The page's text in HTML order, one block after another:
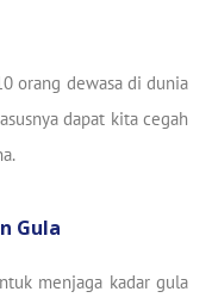
orang dewasa di dunia
dapat kita cegah
Gula
menjaga kadar gula